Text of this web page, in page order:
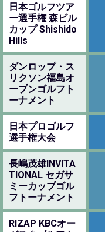
日本ゴルフツア
ー選手権 森ビル
カップ Shishido
Hills
ダンロップ・ス
リクソン福島オ
ープンゴルフト
ーナメント
日本プロゴルフ
選手権大会
長嶋茂雄INVITA
TIONAL セガサ
ミーカップゴル
フトーナメント
RIZAP KBCオー